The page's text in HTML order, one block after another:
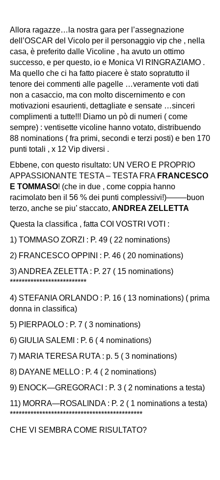
Allora ragazze…la nostra gara per l’assegnazione
dell’OSCAR del Vicolo per il personaggio vip che , nella
casa, è preferito dalle Vicoline , ha avuto un ottimo
successo, e per questo, io e Monica VI RINGRAZIAMO .
Ma quello che ci ha fatto piacere è stato sopratutto il
tenore dei commenti alle pagelle …veramente voti dati
non a casaccio, ma con molto discernimento e con
motivazioni esaurienti, dettagliate e sensate …sinceri
complimenti a tutte!!! Diamo un pò di numeri ( come
sempre) : ventisette vicoline hanno votato, distribuendo
88 nominations ( fra primi, secondi e terzi posti) e ben 170
punti totali , x 12 Vip diversi .
Ebbene, con questo risultato: UN VERO E PROPRIO
APPASSIONANTE TESTA – TESTA FRA FRANCESCO
E TOMMASO! (che in due , come coppia hanno
racimolato ben il 56 % dei punti complessivi!)——–buon
terzo, anche se piu’ staccato, ANDREA ZELLETTA
Questa la classifica , fatta COI VOSTRI VOTI :
1) TOMMASO ZORZI : P. 49 ( 22 nominations)
2) FRANCESCO OPPINI : P. 46 ( 20 nominations)
3) ANDREA ZELETTA : P. 27 ( 15 nominations)
**************************
4) STEFANIA ORLANDO : P. 16 ( 13 nominations) ( prima
donna in classifica)
5) PIERPAOLO : P. 7 ( 3 nominations)
6) GIULIA SALEMI : P. 6 ( 4 nominations)
7) MARIA TERESA RUTA : p. 5 ( 3 nominations)
8) DAYANE MELLO : P. 4 ( 2 nominations)
9) ENOCK—GREGORACI : P. 3 ( 2 nominations a testa)
11) MORRA—ROSALINDA : P. 2 ( 1 nominations a testa)
*********************************************
CHE VI SEMBRA COME RISULTATO?